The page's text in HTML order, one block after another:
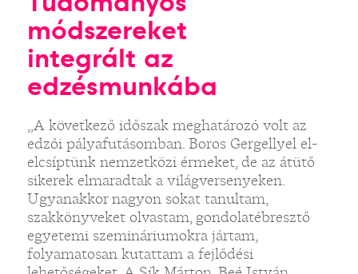
módszereket
integrált az
edzésmunkába
„A következő időszak meghatározó volt az
edzői pályafutásomban. Boros Gergellyel el-
elcsíptünk nemzetközi érmeket, de az átütő
sikerek elmaradtak a világversenyeken.
Ugyanakkor nagyon sokat tanultam,
szakkönyveket olvastam, gondolatébresztő
egyetemi szemináriumokra jártam,
folyamatosan kutattam a fejlődési